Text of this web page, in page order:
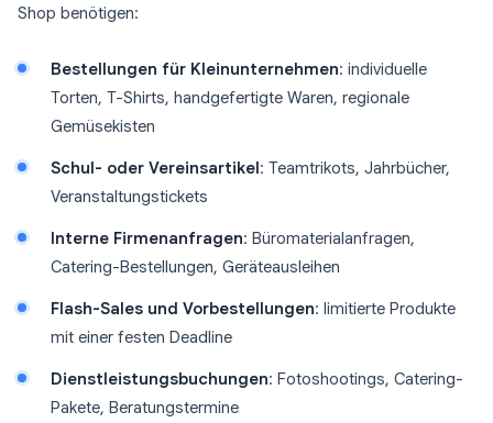
Shop benötigen:
Bestellungen für Kleinunternehmen: individuelle
Torten, T-Shirts, handgefertigte Waren, regionale
Gemüsekisten
Schul- oder Vereinsartikel: Teamtrikots, Jahrbücher,
Veranstaltungstickets
Interne Firmenanfragen: Büromaterialanfragen,
Catering-Bestellungen, Geräteausleihen
Flash-Sales und Vorbestellungen: limitierte Produkte
mit einer festen Deadline
Dienstleistungsbuchungen: Fotoshootings, Catering-
Pakete, Beratungstermine